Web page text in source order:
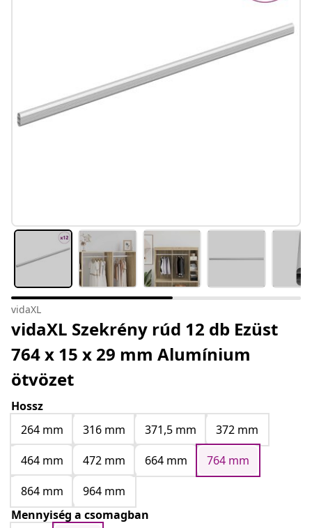
vidaXL
vidaXL Szekrény rúd 12 db Ezüst
764 x 15 x 29 mm Alumínium
ötvözet
Hossz
264 mm
316 mm 371,5 mm
372 mm
464 mm
472 mm 664 mm
764 mm
864 mm
964 mm
Mennyiség a csomagban